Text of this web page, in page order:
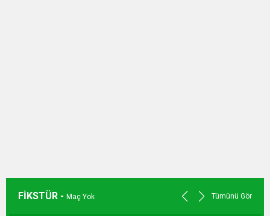
FİKSTÜR - Maç Yok Tümünü Gör